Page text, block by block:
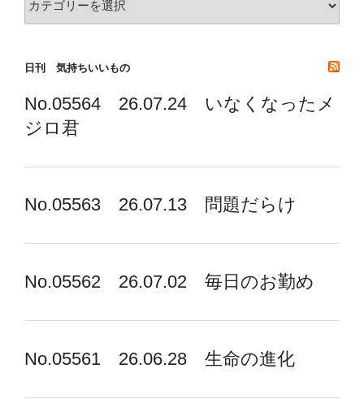
み
日刊 気持ちいいもの
No.05564 26.07.24 いなくなったメ
ジロ君
No.05563 26.07.13 問題だらけ
No.05562 26.07.02 毎日のお勤め
No.05561 26.06.28 生命の進化